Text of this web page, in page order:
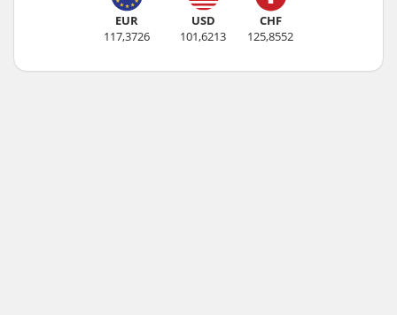
EUR
117,3726
USD
101,6213
CHF
125,8552